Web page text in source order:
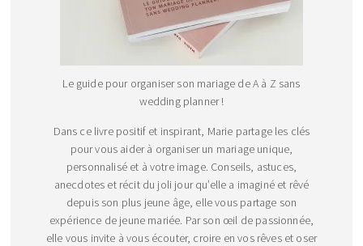
Le guide pour organiser son mariage de A à Z sans
wedding planner !
Dans ce livre positif et inspirant, Marie partage les clés
pour vous aider à organiser un mariage unique,
personnalisé et à votre image. Conseils, astuces,
anecdotes et récit du joli jour qu’elle a imaginé et rêvé
depuis son plus jeune âge, elle vous partage son
expérience de jeune mariée. Par son œil de passionnée,
elle vous invite à vous écouter, croire en vos rêves et oser